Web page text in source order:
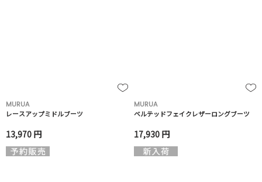
MURUA
レースアップミドルブーツ
13,970 円
MURUA
ベルテッドフェイクレザーロングブーツ
17,930 円